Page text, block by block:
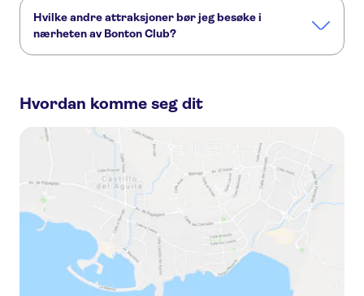
Hvilke andre attraksjoner bør jeg besøke i
nærheten av Bonton Club?
Canal cruise Amsterdam Keukenhof
Hvordan komme seg dit